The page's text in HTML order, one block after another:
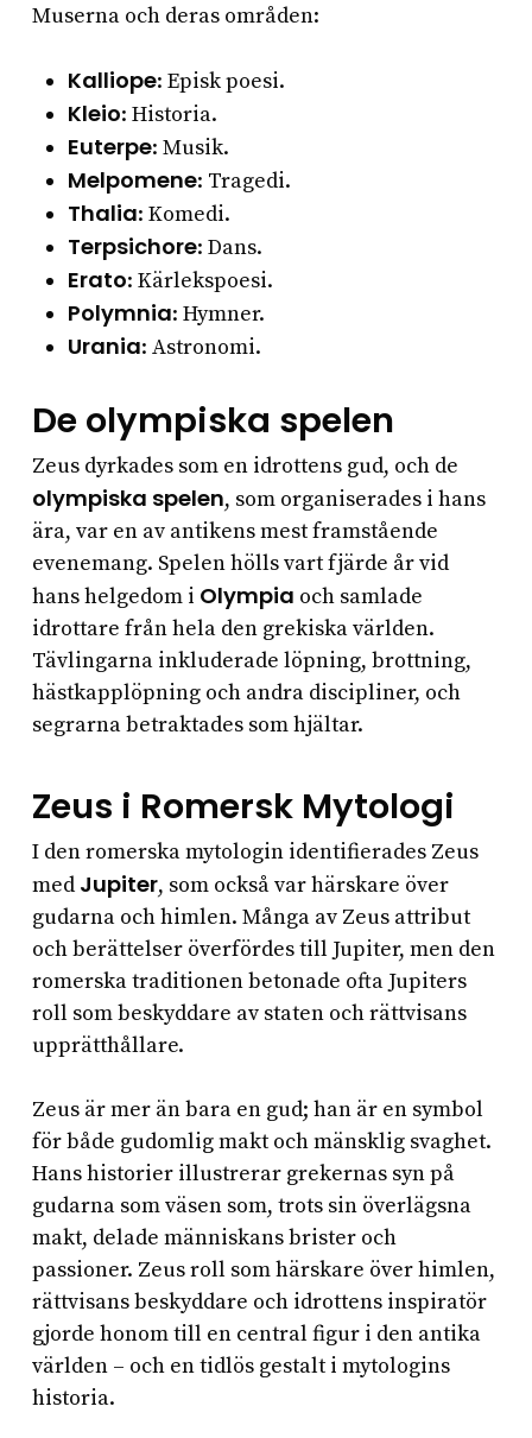
Muserna och deras områden:
Kalliope: Episk poesi.
Kleio: Historia.
Euterpe: Musik.
Melpomene: Tragedi.
Thalia: Komedi.
Terpsichore: Dans.
Erato: Kärlekspoesi.
Polymnia: Hymner.
Urania: Astronomi.
De olympiska spelen
Zeus dyrkades som en idrottens gud, och de
olympiska spelen, som organiserades i hans
ära, var en av antikens mest framstående
evenemang. Spelen hölls vart fjärde år vid
hans helgedom i Olympia och samlade
idrottare från hela den grekiska världen.
Tävlingarna inkluderade löpning, brottning,
hästkapplöpning och andra discipliner, och
segrarna betraktades som hjältar.
Zeus i Romersk Mytologi
I den romerska mytologin identifierades Zeus
med Jupiter, som också var härskare över
gudarna och himlen. Många av Zeus attribut
och berättelser överfördes till Jupiter, men den
romerska traditionen betonade ofta Jupiters
roll som beskyddare av staten och rättvisans
upprätthållare.
Zeus är mer än bara en gud; han är en symbol
för både gudomlig makt och mänsklig svaghet.
Hans historier illustrerar grekernas syn på
gudarna som väsen som, trots sin överlägsna
makt, delade människans brister och
passioner. Zeus roll som härskare över himlen,
rättvisans beskyddare och idrottens inspiratör
gjorde honom till en central figur i den antika
världen – och en tidlös gestalt i mytologins
historia.